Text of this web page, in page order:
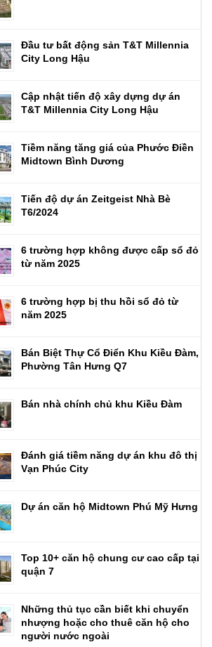
Đầu tư bất động sản T&T Millennia
City Long Hậu
Cập nhật tiến độ xây dựng dự án
T&T Millennia City Long Hậu
Tiềm năng tăng giá của Phước Điền
Midtown Bình Dương
Tiến độ dự án Zeitgeist Nhà Bè
T6/2024
6 trường hợp không được cấp sổ đỏ
từ năm 2025
6 trường hợp bị thu hồi sổ đỏ từ
năm 2025
Bán Biệt Thự Cổ Điển Khu Kiều Đàm,
Phường Tân Hưng Q7
Bán nhà chính chủ khu Kiều Đàm
Đánh giá tiềm năng dự án khu đô thị
Vạn Phúc City
Dự án căn hộ Midtown Phú Mỹ Hưng
Top 10+ căn hộ chung cư cao cấp tại
quận 7
Những thủ tục cần biết khi chuyển
nhượng hoặc cho thuê căn hộ cho
người nước ngoài